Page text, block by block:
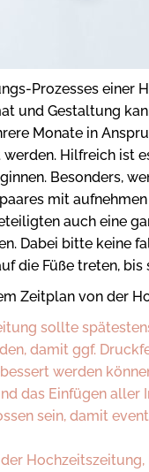
Prozesses einer
und Gestaltung
Monate in
Hilfreich ist
Besonders,
mit
auch eine
Dabei bitte keine
die Füße treten, bis
Zeitplan von der
sollte
damit ggf.
werden
das Einfügen
sein, damit